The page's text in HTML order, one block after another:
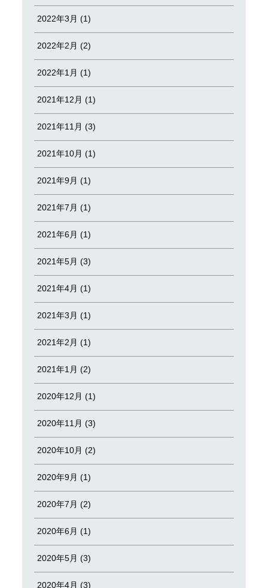
2022年3月 (1)
2022年2月 (2)
2022年1月 (1)
2021年12月 (1)
2021年11月 (3)
2021年10月 (1)
2021年9月 (1)
2021年7月 (1)
2021年6月 (1)
2021年5月 (3)
2021年4月 (1)
2021年3月 (1)
2021年2月 (1)
2021年1月 (2)
2020年12月 (1)
2020年11月 (3)
2020年10月 (2)
2020年9月 (1)
2020年7月 (2)
2020年6月 (1)
2020年5月 (3)
2020年4月 (3)